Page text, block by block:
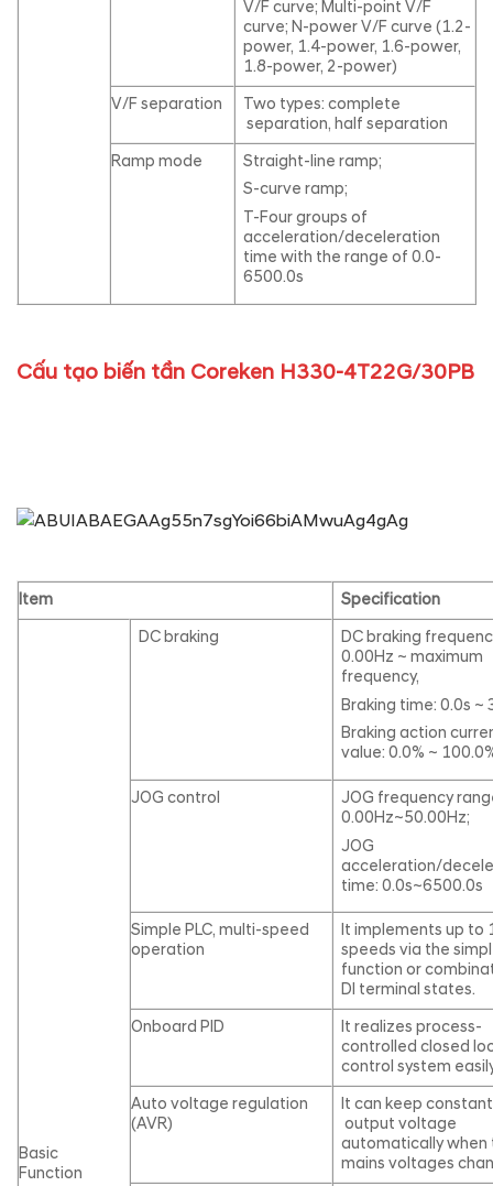
V/F curve; Multi-point V/F
curve; N-power V/F curve (1.2-
power, 1.4-power, 1.6-power,
1.8-power, 2-power)
V/F separation
Two types: complete
separation, half separation
Ramp mode
Straight-line ramp;
S-curve ramp;
T-Four groups of
acceleration/deceleration
time with the range of 0.0-
6500.0s
Cấu tạo biến tần Coreken H330-4T22G/30PB
Item Specification
Basic
Function
DC braking
DC braking
0.00Hz ~ maximum
frequency,
Braking time: 0.0s ~
Braking action
value: 0.0% ~
JOG control
JOG frequency
0.00Hz~50.00Hz;
JOG
acceleration/
time: 0.0s~6500.0s
Simple PLC, multi-speed
operation
It implements up to
speeds via the
function or
DI terminal states.
Onboard PID
It realizes process-
controlled closed
control system
Auto voltage regulation
(AVR)
It can keep
output voltage
automatically when
mains voltages